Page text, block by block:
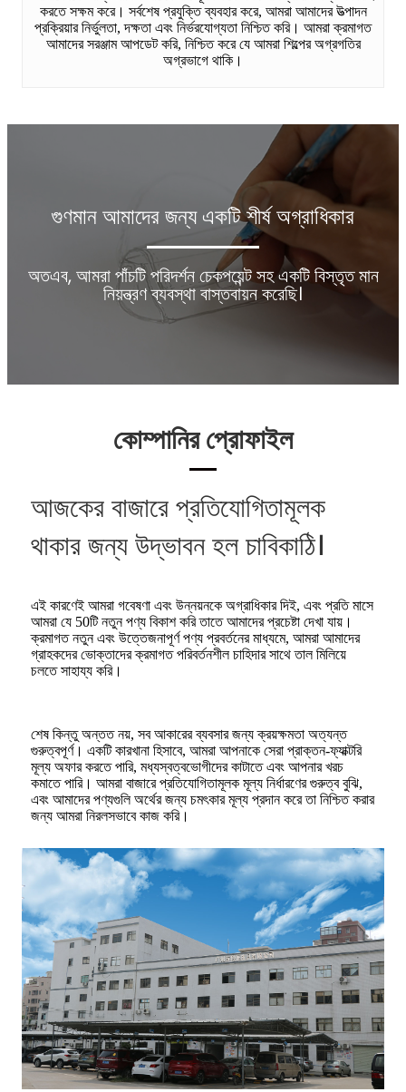
করতে সক্ষম করে। সর্বশেষ প্রযুক্তি ব্যবহার করে, আমরা আমাদের উত্পাদন
প্রক্রিয়ার নির্ভুলতা, দক্ষতা এবং নির্ভরযোগ্যতা নিশ্চিত করি। আমরা ক্রমাগত
আমাদের সরঞ্জাম আপডেট করি, নিশ্চিত করে যে আমরা শিল্পের অগ্রগতির
অগ্রভাগে থাকি।
গুণমান আমাদের জন্য একটি শীর্ষ অগ্রাধিকার
অতএব, আমরা পাঁচটি পরিদর্শন চেকপয়েন্ট সহ একটি বিস্তৃত মান
নিয়ন্ত্রণ ব্যবস্থা বাস্তবায়ন করেছি।
কোম্পানির প্রোফাইল
আজকের বাজারে প্রতিযোগিতামূলক
থাকার জন্য উদ্ভাবন হল চাবিকাঠি।
এই কারণেই আমরা গবেষণা এবং উন্নয়নকে অগ্রাধিকার দিই, এবং প্রতি মাসে
আমরা যে 50টি নতুন পণ্য বিকাশ করি তাতে আমাদের প্রচেষ্টা দেখা যায়।
ক্রমাগত নতুন এবং উত্তেজনাপূর্ণ পণ্য প্রবর্তনের মাধ্যমে, আমরা আমাদের
গ্রাহকদের ভোক্তাদের ক্রমাগত পরিবর্তনশীল চাহিদার সাথে তাল মিলিয়ে
চলতে সাহায্য করি।
শেষ কিন্তু অন্তত নয়, সব আকারের ব্যবসার জন্য ক্রয়ক্ষমতা অত্যন্ত
গুরুত্বপূর্ণ। একটি কারখানা হিসাবে, আমরা আপনাকে সেরা প্রাক্তন-ফ্যাক্টরি
মূল্য অফার করতে পারি, মধ্যস্বত্বভোগীদের কাটাতে এবং আপনার খরচ
কমাতে পারি। আমরা বাজারে প্রতিযোগিতামূলক মূল্য নির্ধারণের গুরুত্ব বুঝি,
এবং আমাদের পণ্যগুলি অর্থের জন্য চমৎকার মূল্য প্রদান করে তা নিশ্চিত করার
জন্য আমরা নিরলসভাবে কাজ করি।